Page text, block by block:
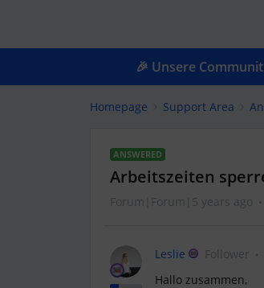
🎉 Unsere
Homepage Support Area
ANSWERED
Arbeitszeiten
Forum|Forum|5 years ago
Leslie
Follower
Hallo zusammen,